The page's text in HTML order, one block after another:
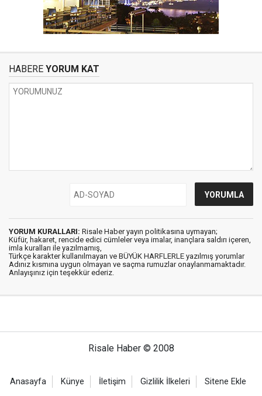
HABERE YORUM KAT
YORUM KURALLARI: Risale Haber yayın politikasına uymayan;
Küfür, hakaret, rencide edici cümleler veya imalar, inançlara saldırı içeren,
imla kuralları ile yazılmamış,
Türkçe karakter kullanılmayan ve BÜYÜK HARFLERLE yazılmış yorumlar
Adınız kısmına uygun olmayan ve saçma rumuzlar onaylanmamaktadır.
Anlayışınız için teşekkür ederiz.
Risale Haber © 2008
Anasayfa Künye İletişim Gizlilik İlkeleri Sitene Ekle